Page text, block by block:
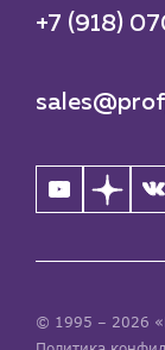
+7 (918)
© 1995 – 2026